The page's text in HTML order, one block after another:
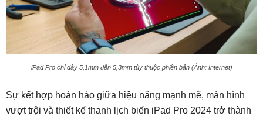
iPad Pro chỉ dày 5,1mm đến 5,3mm tùy thuộc phiên bản (Ảnh: Internet)
Sự kết hợp hoàn hảo giữa hiệu năng mạnh mẽ, màn hình
vượt trội và thiết kế thanh lịch biến iPad Pro 2024 trở thành